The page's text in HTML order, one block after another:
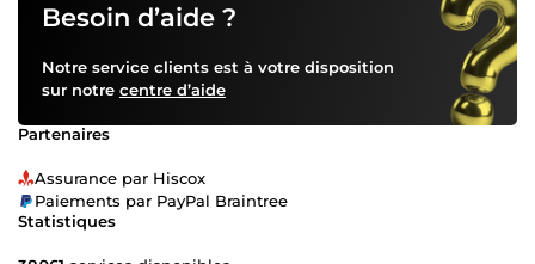
Besoin d’aide ?
Notre service clients est à votre disposition
sur notre centre d’aide
Partenaires
Assurance par Hiscox
Paiements par PayPal Braintree
Statistiques